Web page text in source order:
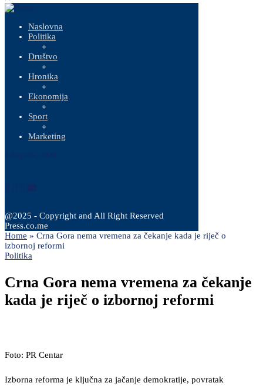
Naslovna
Politika
Društvo
Hronika
Ekonomija
Sport
Marketing
@2025 - Copyright and All Right Reserved
Press.co.me
Home » Crna Gora nema vremena za čekanje kada je riječ o
izbornoj reformi
Politika
Crna Gora nema vremena za čekanje
kada je riječ o izbornoj reformi
Foto: PR Centar
Izborna reforma je ključna za jačanje demokratije, povratak